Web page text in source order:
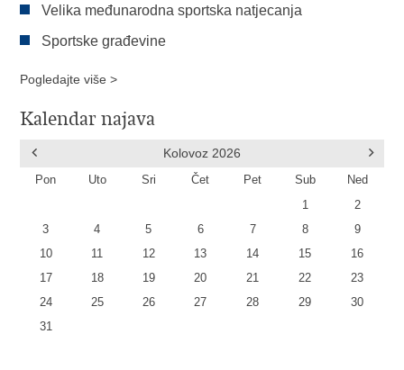
Velika međunarodna sportska natjecanja
Sportske građevine
Pogledajte više >
Kalendar najava
Kolovoz 2026
Pon Uto Sri Čet Pet Sub Ned
1
2
3
4 5 6 7 8
9
10
11 12 13 14 15
16
17
18 19 20 21 22
23
24
25 26 27 28 29
30
31